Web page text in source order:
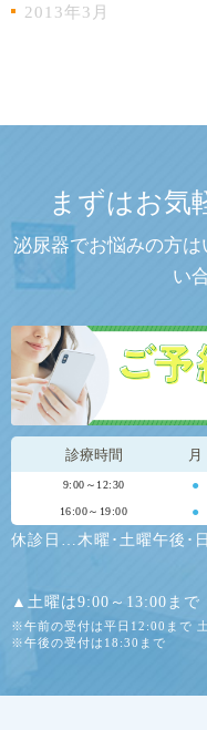
2013年3月
まずはお気
泌尿器でお悩みの方
い
診療時間 月
9:00～12:30 ●
16:00～19:00 ●
休診日…木曜･土曜午後･
▲土曜は9:00～13:00まで
※午前の受付は平日12:00まで
※午後の受付は18:30まで